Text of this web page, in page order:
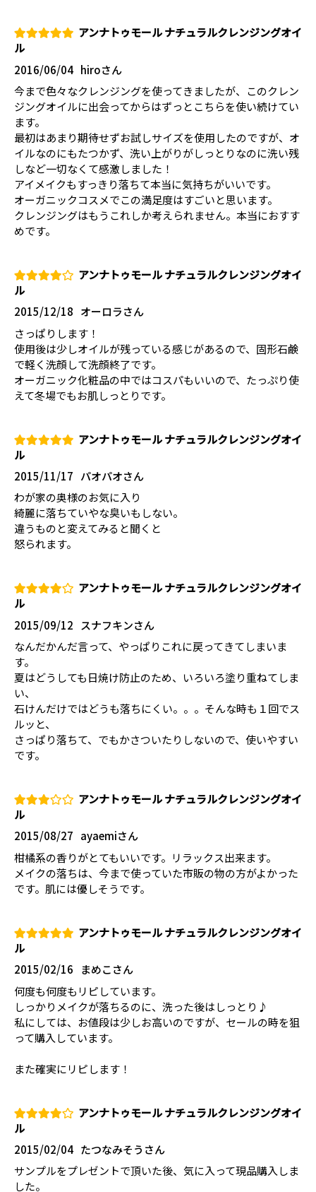
アンナトゥモール ナチュラルクレンジングオイ
ル
hiroさん
2016/06/04
今まで色々なクレンジングを使ってきましたが、このクレン
ジングオイルに出会ってからはずっとこちらを使い続けてい
ます。
最初はあまり期待せずお試しサイズを使用したのですが、オ
イルなのにもたつかず、洗い上がりがしっとりなのに洗い残
しなど一切なくて感激しました！
アイメイクもすっきり落ちて本当に気持ちがいいです。
オーガニックコスメでこの満足度はすごいと思います。
クレンジングはもうこれしか考えられません。本当におすす
めです。
アンナトゥモール ナチュラルクレンジングオイ
ル
オーロラさん
2015/12/18
さっぱりします！
使用後は少しオイルが残っている感じがあるので、固形石鹸
で軽く洗顔して洗顔終了です。
オーガニック化粧品の中ではコスパもいいので、たっぷり使
えて冬場でもお肌しっとりです。
アンナトゥモール ナチュラルクレンジングオイ
ル
パオパオさん
2015/11/17
わが家の奥様のお気に入り
綺麗に落ちていやな臭いもしない。
違うものと変えてみると聞くと
怒られます。
アンナトゥモール ナチュラルクレンジングオイ
ル
スナフキンさん
2015/09/12
なんだかんだ言って、やっぱりこれに戻ってきてしまいま
す。
夏はどうしても日焼け防止のため、いろいろ塗り重ねてしま
い、
石けんだけではどうも落ちにくい。。。そんな時も１回でス
ルッと、
さっぱり落ちて、でもかさついたりしないので、使いやすい
です。
アンナトゥモール ナチュラルクレンジングオイ
ル
ayaemiさん
2015/08/27
柑橘系の香りがとてもいいです。リラックス出来ます。
メイクの落ちは、今まで使っていた市販の物の方がよかった
です。肌には優しそうです｡
アンナトゥモール ナチュラルクレンジングオイ
ル
まめこさん
2015/02/16
何度も何度もリピしています。
しっかりメイクが落ちるのに、洗った後はしっとり♪
私にしては、お値段は少しお高いのですが、セールの時を狙
って購入しています。
また確実にリピします！
アンナトゥモール ナチュラルクレンジングオイ
ル
たつなみそうさん
2015/02/04
サンプルをプレゼントで頂いた後、気に入って現品購入しま
した。